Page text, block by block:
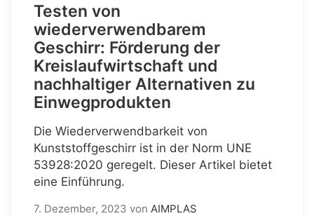
Testen von
wiederverwendbarem
Geschirr: Förderung der
Kreislaufwirtschaft und
nachhaltiger Alternativen zu
Einwegprodukten
Die Wiederverwendbarkeit von
Kunststoffgeschirr ist in der Norm UNE
53928:2020 geregelt. Dieser Artikel bietet
eine Einführung.
7. Dezember, 2023 von AIMPLAS